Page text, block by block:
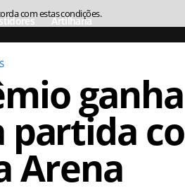
Artilharia
ganha
partida
Arena
com estas condições.